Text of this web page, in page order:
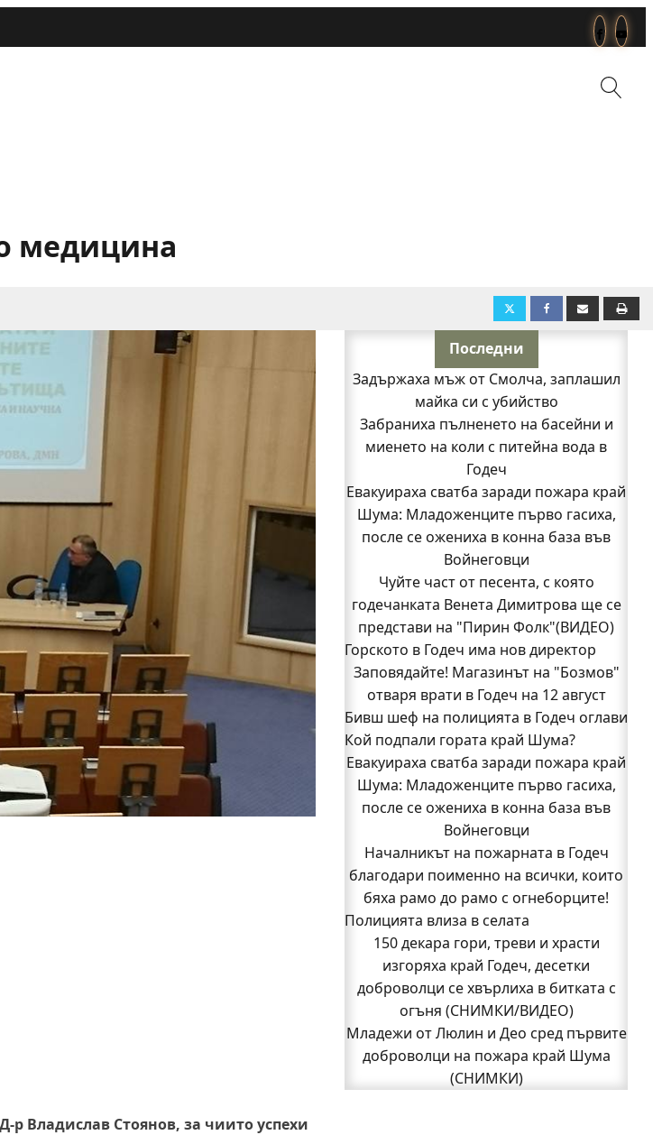
медицина
Д-р Владислав Стоянов, за чиито успехи
Последни
Задържаха мъж от Смолча, заплашил
майка си с убийство
Забраниха пълненето на басейни и
миенето на коли с питейна вода в
Годеч
Евакуираха сватба заради пожара край
Шума: Младоженците първо гасиха,
после се ожениха в конна база във
Войнеговци
Чуйте част от песента, с която
годечанката Венета Димитрова ще се
представи на "Пирин Фолк"(ВИДЕО)
Горското в Годеч има нов директор
Заповядайте! Магазинът на "Бозмов"
отваря врати в Годеч на 12 август
Бивш шеф на полицията в Годеч оглави
ОДМВР-Видин
Кой подпали гората край Шума?
Младежи от Люлин и Део сред първите
доброволци на пожара край Шума
(СНИМКИ)
Началникът на пожарната в Годеч
благодари поименно на всички, които
бяха рамо до рамо с огнеборците!
150 декара гори, треви и храсти
изгоряха край Годеч, десетки
доброволци се хвърлиха в битката с
огъня (СНИМКИ/ВИДЕО)
Полицията влиза в селата
Възможни са прекъсвания на тока утре
в части от община Годеч
Какво накара Яна и Станимир да
Кой подпали гората край Шума?
Евакуираха сватба заради пожара край
Шума: Младоженците първо гасиха,
после се ожениха в конна база във
Войнеговци
Началникът на пожарната в Годеч
благодари поименно на всички, които
бяха рамо до рамо с огнеборците!
Полицията влиза в селата
150 декара гори, треви и храсти
изгоряха край Годеч, десетки
доброволци се хвърлиха в битката с
огъня (СНИМКИ/ВИДЕО)
Младежи от Люлин и Део сред първите
доброволци на пожара край Шума
(СНИМКИ)